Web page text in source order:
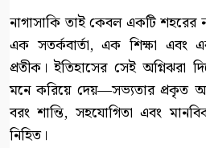
নাগাসাকি তাই কেবল একটি শহরের
এক সতর্কবার্তা, এক শিক্ষা এবং
প্রতীক। ইতিহাসের সেই অগ্নিঝরা
মনে করিয়ে দেয়—সভ্যতার প্রকৃত
বরং শান্তি, সহযোগিতা এবং
নিহিত।